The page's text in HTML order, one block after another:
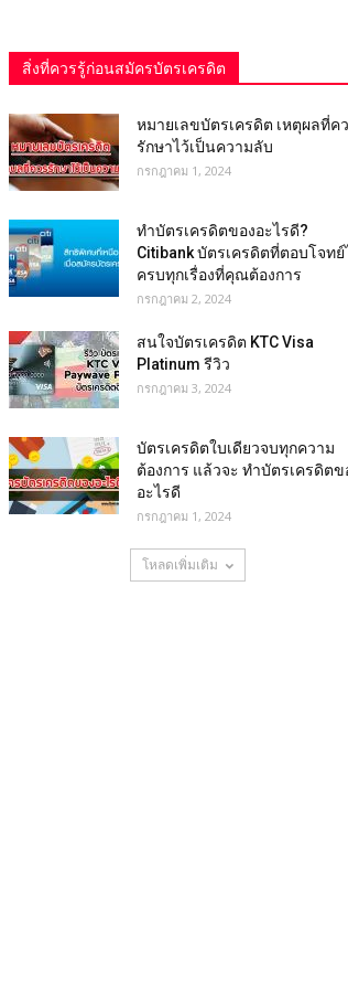
สิ่งที่ควรรู้ก่อนสมัครบัตรเครดิต
หมายเลขบัตรเครดิต เหตุผลที่ค
รักษาไว้เป็นความลับ
กรกฎาคม 1, 2024
ทำบัตรเครดิตของอะไรดี?
Citibank บัตรเครดิตที่ตอบโจทย์
ครบทุกเรื่องที่คุณต้องการ
กรกฎาคม 2, 2024
สนใจบัตรเครดิต KTC Visa
Platinum รีวิว
กรกฎาคม 3, 2024
บัตรเครดิตใบเดียวจบทุกความ
ต้องการ แล้วจะ ทำบัตรเครดิตข
อะไรดี
กรกฎาคม 1, 2024
โหลดเพิ่มเติม